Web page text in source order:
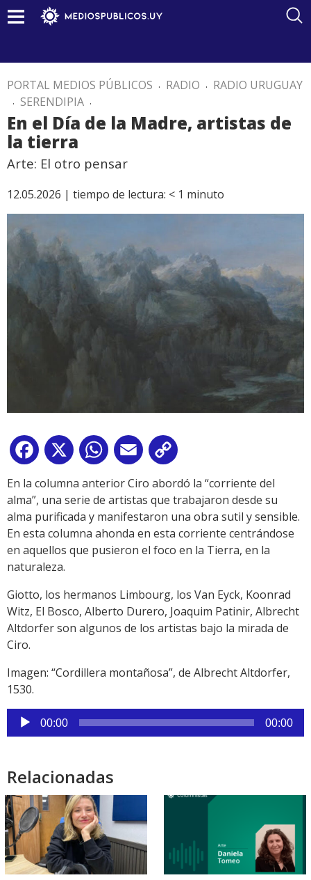
PORTAL MEDIOS PÚBLICOS . RADIO . RADIO URUGUAY
. SERENDIPIA .
En el Día de la Madre, artistas de
la tierra
Arte: El otro pensar
12.05.2026 | tiempo de lectura: < 1 minuto
Facebook
X WhatsApp
Email
Link
En la columna anterior Ciro abordó la “corriente del
alma”, una serie de artistas que trabajaron desde su
alma purificada y manifestaron una obra sutil y sensible.
En esta columna ahonda en esta corriente centrándose
en aquellos que pusieron el foco en la Tierra, en la
naturaleza.
Giotto, los hermanos Limbourg, los Van Eyck, Koonrad
Witz, El Bosco, Alberto Durero, Joaquim Patinir, Albrecht
Altdorfer son algunos de los artistas bajo la mirada de
Ciro.
Imagen: “Cordillera montañosa”, de Albrecht Altdorfer,
1530.
Reproductor
de
00:00 00:00
Relacionadas